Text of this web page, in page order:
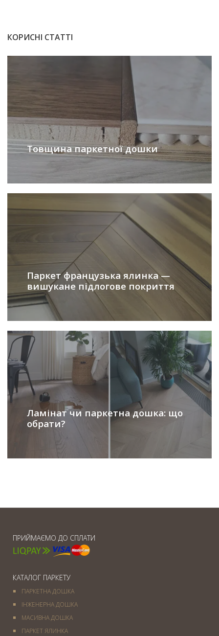
КОРИСНІ СТАТТІ
Товщина паркетної дошки
Паркет французька ялинка —
вишукане підлогове покриття
Ламінат чи паркетна дошка: що
обрати?
ПРИЙМАЄМО ДО СПЛАТИ
КАТАЛОГ ПАРКЕТУ
ПАРКЕТНА ДОШКА
ІНЖЕНЕРНА ДОШКА
МАСИВНА ДОШКА
ПАРКЕТ ЯЛИНКА